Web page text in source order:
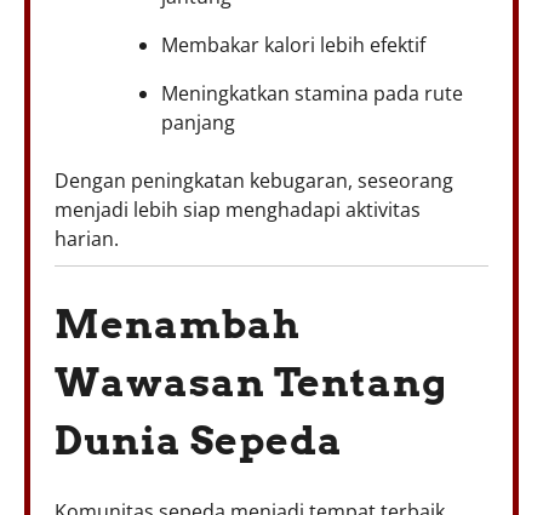
Membakar kalori lebih efektif
Meningkatkan stamina pada rute
panjang
Dengan peningkatan kebugaran, seseorang
menjadi lebih siap menghadapi aktivitas
harian.
Menambah
Wawasan Tentang
Dunia Sepeda